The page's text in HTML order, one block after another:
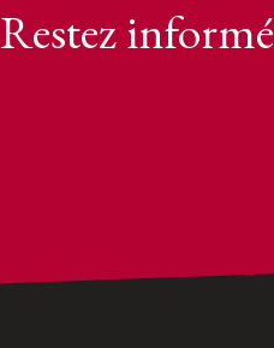
Restez informé